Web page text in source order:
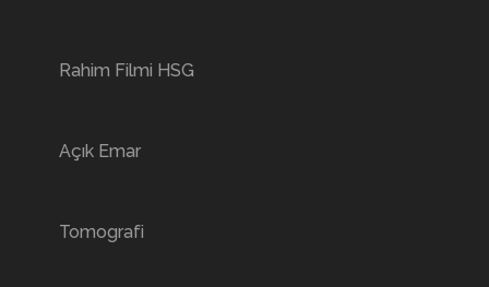
Rahim Filmi HSG
Açık Emar
Tomografi